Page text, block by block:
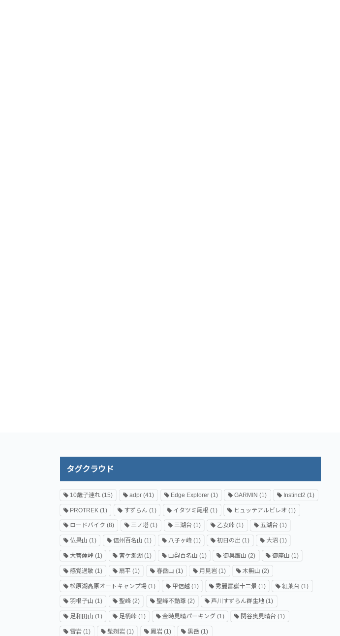
タグクラウド
10歳子連れ (15) adpr(41) Edge Explorer(1) GARMIN (1) Instinct2 (1)
PROTREK (1) すずらん (1) イタツミ尾根 (1) ヒュッテアルビレオ (1)
ロードバイク (8) 三ノ塔(1) 三湖台 (1) 乙女峠 (1) 五湖台 (1)
仏果山 (1) 信州百名山 (1) 八子ヶ峰(1) 初日の出 (1) 大沼 (1)
大菩薩峠 (1) 宮ケ瀬湖 (1) 山梨百名山 (1) 御巣鷹山 (2) 御座山 (1)
感覚過敏 (1) 扇平 (1) 春岳山 (1) 月見岩 (1) 木無山 (2)
松原湖高原オートキャンプ場 (1) 甲信越(1) 秀麗富嶽十二景 (1) 紅葉台 (1)
羽根子山 (1) 聖峰(2) 聖峰不動尊(2) 芦川すずらん群生地 (1)
足和田山 (1) 足柄峠(1) 金時見晴パーキング(1) 関谷奥見晴台 (1)
雷岩 (1) 髭剃岩(1) 鳳岩(1) 黒岳 (1)